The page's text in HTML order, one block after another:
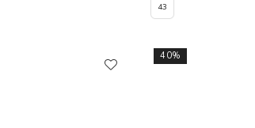
43
40%